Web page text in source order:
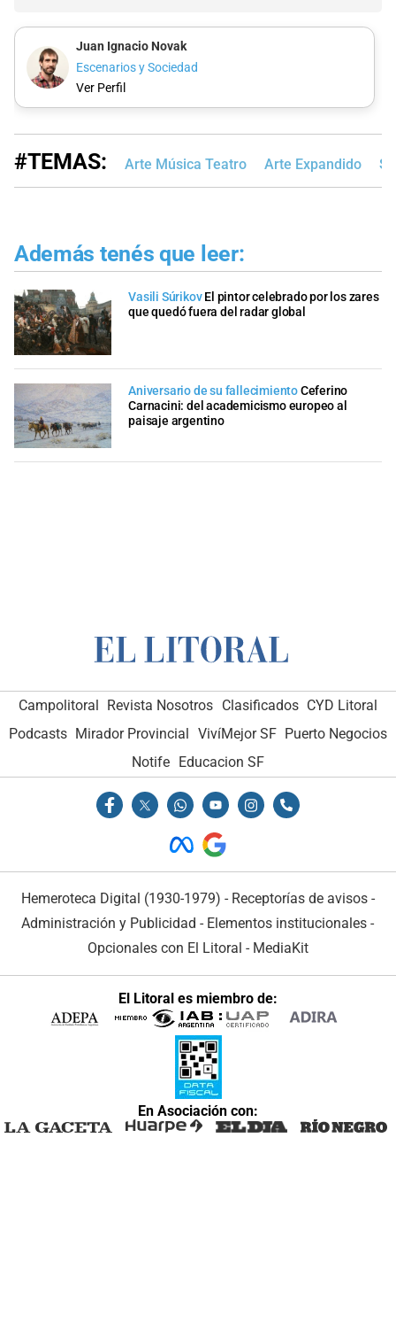
Juan Ignacio Novak
Escenarios y Sociedad
Ver Perfil
#TEMAS: Arte Música Teatro Arte Expandido
Además tenés que leer:
Vasili Súrikov El pintor celebrado por los zares
que quedó fuera del radar global
Aniversario de su fallecimientoCeferino
Carnacini: del academicismo europeo al
paisaje argentino
Campolitoral Revista Nosotros Clasificados CYD Litoral
Podcasts Mirador Provincial VivíMejor SF Puerto Negocios
Notife Educacion SF
Hemeroteca Digital (1930-1979) - Receptorías de avisos -
Administración y Publicidad - Elementos institucionales -
Opcionales con El Litoral - MediaKit
El Litoral es miembro de:
En Asociación con: